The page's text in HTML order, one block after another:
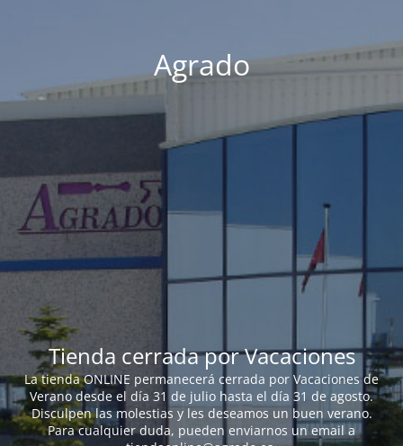
Agrado
Tienda cerrada por Vacaciones
La tienda ONLINE permanecerá cerrada por Vacaciones de
Verano desde el día 31 de julio hasta el día 31 de agosto.
Disculpen las molestias y les deseamos un buen verano.
Para cualquier duda, pueden enviarnos un email a